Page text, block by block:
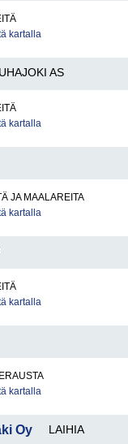
kartalla
AS
kartalla
JA MAALAREITA
kartalla
kartalla
kartalla
Oy LAIHIA